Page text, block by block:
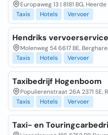
Europaweg 13 | 8181 BG, Heerde
Taxis
Hotels Vervoer
Hendriks vervoerservice
Molenweg 54 6617 BE,
Taxis
Hotels Vervoer
Taxibedrijf Hogenboom
Populierenstraat 26A 2371 SE,
Taxis
Hotels Vervoer
Taxi- en